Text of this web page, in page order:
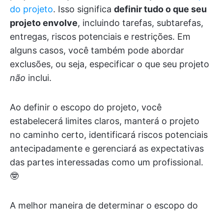
do projeto. Isso significa definir tudo o que seu
projeto envolve, incluindo tarefas, subtarefas,
entregas, riscos potenciais e restrições. Em
alguns casos, você também pode abordar
exclusões, ou seja, especificar o que seu projeto
não inclui.
Ao definir o escopo do projeto, você
estabelecerá limites claros, manterá o projeto
no caminho certo, identificará riscos potenciais
antecipadamente e gerenciará as expectativas
das partes interessadas como um profissional.
🤓
A melhor maneira de determinar o escopo do